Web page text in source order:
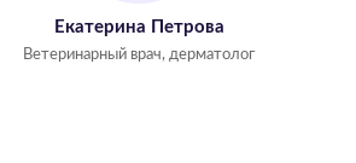
Екатерина Петрова
Ветеринарный врач, дерматолог